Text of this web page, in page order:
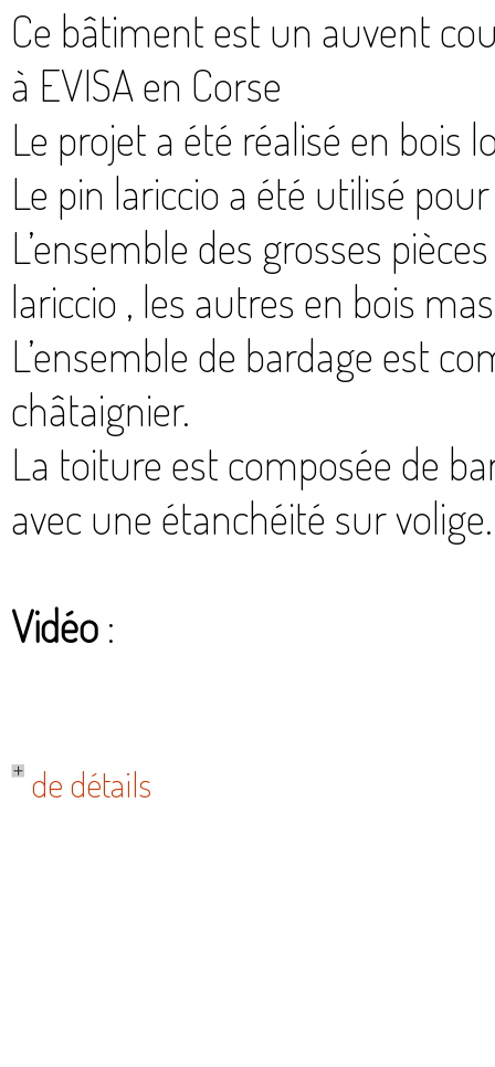
Ce bâtiment est un auvent
à EVISA en Corse
Le projet a été réalisé en bois
Le pin lariccio a été utilisé
L’ensemble des grosses
lariccio , les autres en bois
L’ensemble de bardage est
châtaignier.
La toiture est composée de
avec une étanchéité sur volige.
Vidéo :
de détails